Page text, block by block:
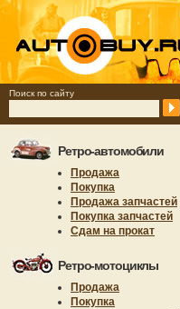
Поиск по сайту
Ретро-автомобили
Продажа
Покупка
Продажа запчастей
Покупка запчастей
Сдам на прокат
Ретро-мотоциклы
Продажа
Покупка